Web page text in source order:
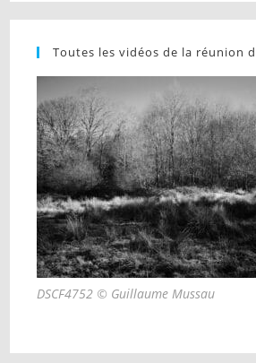
Toutes les vidéos de la réunion
DSCF4752 © Guillaume Mussau